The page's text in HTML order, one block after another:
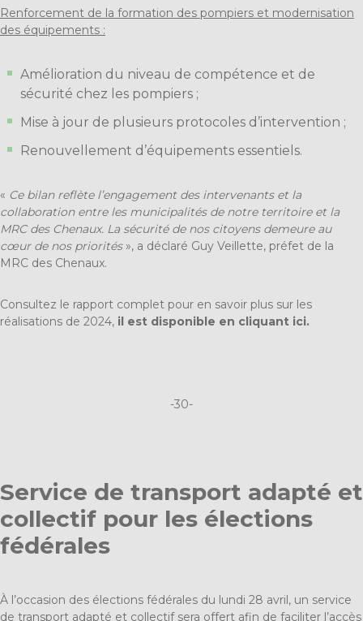
Renforcement de la formation des pompiers et modernisation
des équipements :
Amélioration du niveau de compétence et de
sécurité chez les pompiers ;
Mise à jour de plusieurs protocoles d’intervention ;
Renouvellement d’équipements essentiels.
« Ce bilan reflète l’engagement des intervenants et la
collaboration entre les municipalités de notre territoire et la
MRC des Chenaux. La sécurité de nos citoyens demeure au
cœur de nos priorités», a déclaré Guy Veillette, préfet de la
MRC des Chenaux.
Consultez le rapport complet pour en savoir plus sur les
réalisations de 2024, il est disponible en cliquant ici.
-30-
Service de transport adapté et
collectif pour les élections
fédérales
À l’occasion des élections fédérales du lundi 28 avril, un service
de transport adapté et collectif sera offert afin de faciliter l’accès